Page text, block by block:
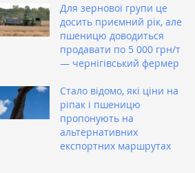
Для зернової групи це
досить приємний рік, але
пшеницю доводиться
продавати по 5 000 грн/т
— чернігівський фермер
Стало відомо, які ціни на
ріпак і пшеницю
пропонують на
альтернативних
експортних маршрутах